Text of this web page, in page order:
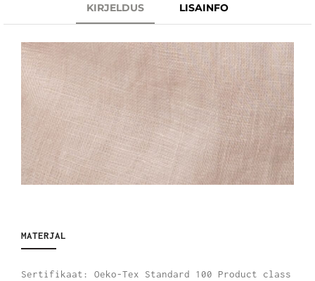
KIRJELDUS LISAINFO
MATERJAL
Sertifikaat: Oeko-Tex Standard 100 Product class